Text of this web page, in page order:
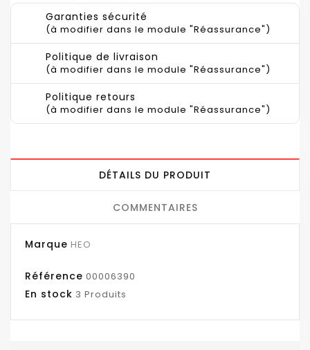
Garanties sécurité
(à modifier dans le module "Réassurance")
Politique de livraison
(à modifier dans le module "Réassurance")
Politique retours
(à modifier dans le module "Réassurance")
DÉTAILS DU PRODUIT
COMMENTAIRES
Marque HEO
Référence 00006390
En stock 3 Produits